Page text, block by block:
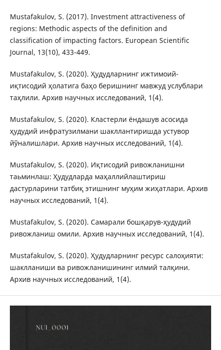
Mustafakulov, S. (2017). Investment attractiveness of
regions: Methodic aspects of the definition and
classification of impacting factors. European Scientific
Journal, 13(10), 433-449.
Mustafakulov, S. (2020). Ҳудудларнинг ижтимоий-
иқтисодий ҳолатига баҳо беришнинг мавжуд услублари
таҳлили. Архив научных исследований, 1(4).
Mustafakulov, S. (2020). Кластерли ёндашув асосида
ҳудудий инфратузилмани шакллантиришда устувор
йўналишлари. Архив научных исследований, 1(4).
Mustafakulov, S. (2020). Иқтисодий ривожланишни
таьминлаш: Ҳудудларда маҳаллийлаштириш
дастурларини татбиқ этишнинг муҳим жиҳатлари. Архив
научных исследований, 1(4).
Mustafakulov, S. (2020). Самарали бошқарув-ҳудудий
ривожланиш омили. Архив научных исследований, 1(4).
Mustafakulov, S. (2020). Ҳудудларнинг ресурс салоҳияти:
шаклланиши ва ривожланишининг илмий талқини.
Архив научных исследований, 1(4).